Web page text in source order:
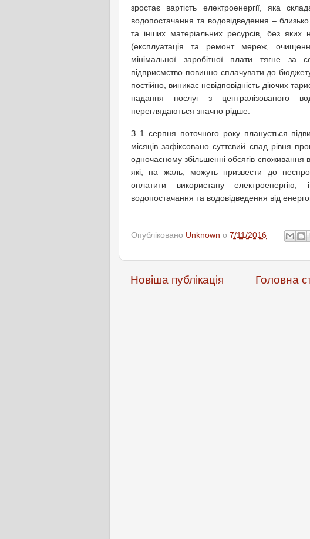
зростає вартість електроенергії, яка
водопостачання та водовідведення –
та інших матеріальних ресурсів, без яких
(експлуатація та ремонт мереж,
мінімальної заробітної плати тягне за
підприємство повинно сплачувати до
постійно, виникає невідповідність діючих
надання послуг з централізованого
переглядаються значно рідше.
З 1 серпня поточного року планується
місяців зафіксовано суттєвий спад рівня
одночасному збільшенні обсягів споживання
які, на жаль, можуть призвести до
оплатити використану
водопостачання та водовідведення від
Опубліковано Unknown о 7/11/2016
Новіша публікація Головна